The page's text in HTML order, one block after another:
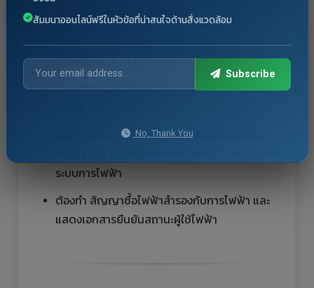
ตามข้อกำหนดของบริษัทแม่
ดำเนินกิจการ ณ วันที่ยื่นขอ
มี IT Base Load ต่อเนื่องไม่น้อยกว่า 50 MW ต่อ
ต้องมี แผนการใช้ไฟฟ้า 10 ปี พร้อมรายละเอียด
ระบบการไฟฟ้า
ต้องทำ สัญญาซื้อไฟฟ้าสำรองกับการไฟฟ้า และ
แสดงเอกสารยืนยันสถานะผู้ใช้ไฟฟ้า
สัมมนาออนไลน์ฟรีในหัวข้อที่น่าสนใจด้านสิ่งแวดล้อม
Subscribe
No, Thank You